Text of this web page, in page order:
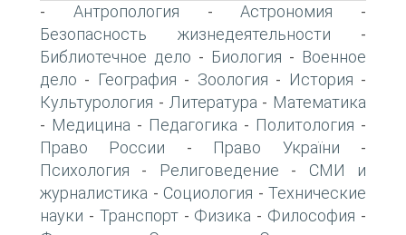
- Антропология -Астрономия -
Безопасность жизнедеятельности -
Библиотечное дело - Биология - Военное
дело - География - Зоология - История -
Культурология - Литература - Математика
- Медицина - Педагогика - Политология -
Право России - Право України -
Психология - Религоведение - СМИ и
журналистика - Социология - Технические
науки - Транспорт- Физика - Философия -